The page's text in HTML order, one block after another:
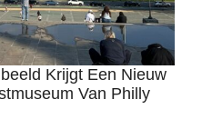
Krijgt Een Nieuw
Van Philly